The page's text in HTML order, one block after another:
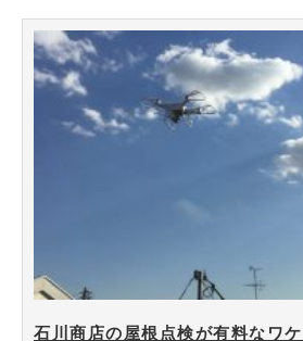
石川商店の屋根点検が有料なワ